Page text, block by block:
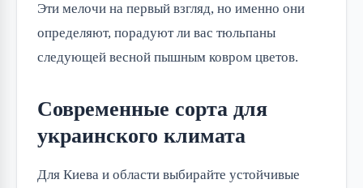
Эти мелочи на первый взгляд, но именно они
определяют, порадуют ли вас тюльпаны
следующей весной пышным ковром цветов.
Современные сорта для
украинского климата
Для Киева и области выбирайте устойчивые